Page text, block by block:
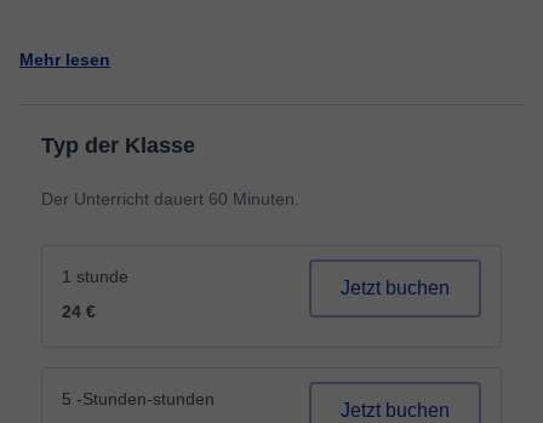
Mehr lesen
Typ der Klasse
Der Unterricht dauert 60 Minuten.
1 stunde
24 €
Jetzt buchen
5 -Stunden-stunden
Jetzt buchen